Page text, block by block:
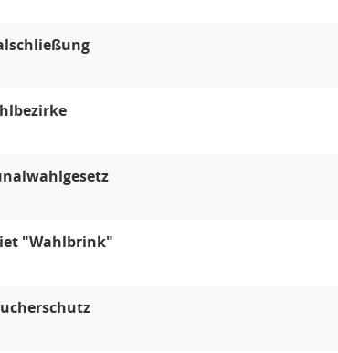
"Wahlbrink"